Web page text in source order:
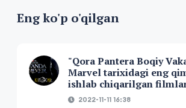
Eng ko'p o'qilgan
"Qora Pantera Boqiy
Marvel tarixidagi eng
ishlab chiqarilgan
2022-11-11 16:38